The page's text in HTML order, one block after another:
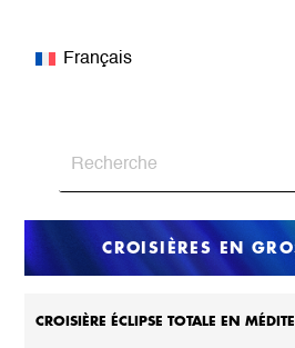
Français
CROISIÈRES EN
CROISIÈRE ÉCLIPSE TOTALE EN